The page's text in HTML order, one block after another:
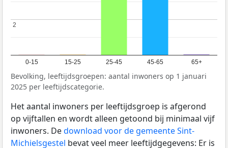
0-15 15-25 25-45 45-65 65+
2
2
Bevolking, leeftijdsgroepen: aantal inwoners op 1 januari
2025 per leeftijdscategorie.
Het aantal inwoners per leeftijdsgroep is afgerond
op vijftallen en wordt alleen getoond bij minimaal vijf
inwoners. Dedownload voor de gemeente Sint-
Michielsgestel bevat veel meer leeftijdgegevens: Er is